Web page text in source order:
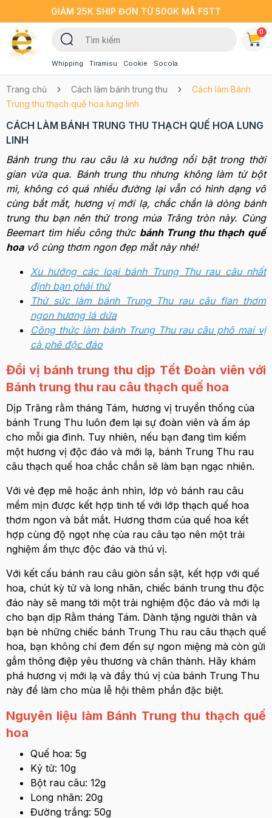
GIẢM 25K SHIP ĐƠN TỪ 500K MÃ FSTT
Whipping Tiramisu Cookie Socola
0
Trang chủ Cách làm bánh trung thu
Cách làm Bánh
Trung thu thạch quế hoa lung linh
CÁCH LÀM BÁNH TRUNG THU THẠCH QUẾ HOA LUNG
LINH
Bánh trung thu rau câu là xu hướng nổi bật trong thời
gian vừa qua. Bánh trung thu nhưng không làm từ bột
mì, không có quá nhiều đường lại vẫn có hình dạng vô
cùng bắt mắt, hương vị mới lạ, chắc chắn là dòng bánh
trung thu bạn nên thử trong mùa Trăng tròn này. Cùng
Beemart tìm hiểu công thức bánh Trung thu thạch quế
hoavô cùng thơm ngon đẹp mắt này nhé!
Xu hướng các loại bánh Trung Thu rau câu nhất
định bạn phải thử
Thử sức làm bánh Trung Thu rau câu flan thơm
ngon hương lá dứa
Công thức làm bánh Trung Thu rau câu phô mai vị
cà phê độc đáo
Đổi vị bánh trung thu dịp Tết Đoàn viên với
Bánh trung thu rau câu thạch quế hoa
Dịp Trăng rằm tháng Tám, hương vị truyền thống của
bánh Trung Thu luôn đem lại sự đoàn viên và ấm áp
cho mỗi gia đình. Tuy nhiên, nếu bạn đang tìm kiếm
một hương vị độc đáo và mới lạ, bánh Trung Thu rau
câu thạch quế hoa chắc chắn sẽ làm bạn ngạc nhiên.
Với vẻ đẹp mê hoặc ánh nhìn, lớp vỏ bánh rau câu
mềm mịn được kết hợp tinh tế với lớp thạch quế hoa
thơm ngon và bắt mắt. Hương thơm của quế hoa kết
hợp cùng độ ngọt nhẹ của rau câu tạo nên một trải
nghiệm ẩm thực độc đáo và thú vị.
Với kết cấu bánh rau câu giòn sần sật, kết hợp với quế
hoa, chút kỳ tử và long nhãn, chiếc bánh trung thu độc
đáo này sẽ mang tới một trải nghiệm độc đáo và mới lạ
cho bạn dịp Rằm tháng Tám. Dành tặng người thân và
bạn bè những chiếc bánh Trung Thu rau câu thạch quế
hoa, bạn không chỉ đem đến sự ngon miệng mà còn gửi
gắm thông điệp yêu thương và chân thành. Hãy khám
phá hương vị mới lạ và đầy thú vị của bánh Trung Thu
này để làm cho mùa lễ hội thêm phần đặc biệt.
Nguyên liệu làm Bánh Trung thu thạch quế
hoa
Quế hoa: 5g
Kỷ tử: 10g
Bột rau câu: 12g
Long nhãn: 20g
Đường trắng: 50g